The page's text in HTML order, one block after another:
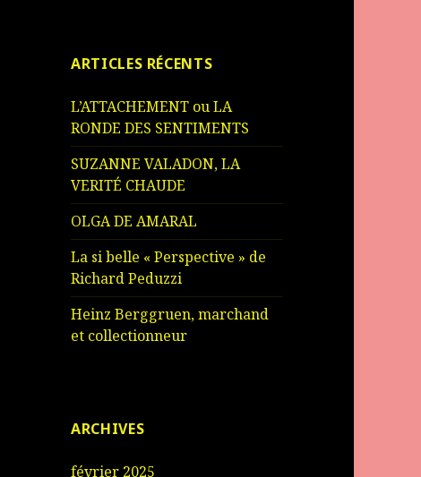
ARTICLES RÉCENTS
L’ATTACHEMENT ou LA
RONDE DES SENTIMENTS
SUZANNE VALADON, LA
VERITÉ CHAUDE
OLGA DE AMARAL
La si belle « Perspective » de
Richard Peduzzi
Heinz Berggruen, marchand
et collectionneur
ARCHIVES
février 2025